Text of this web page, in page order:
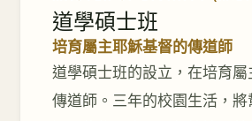
道學碩士班
培育屬主耶穌基督的傳道師
道學碩士班的設立，在培育屬
傳道師。三年的校園生活，